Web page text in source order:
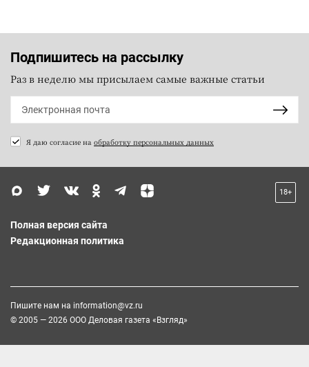
Подпишитесь на рассылку
Раз в неделю мы присылаем самые важные статьи
Я даю согласие на обработку персональных данных
18+
Полная версия сайта
Редакционная политика
Пишите нам на information@vz.ru
© 2005 — 2026 ООО Деловая газета «Взгляд»